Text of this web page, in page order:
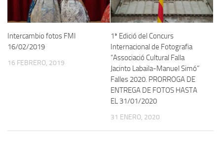
Intercambio fotos FMI
16/02/2019
16 FEBRERO, 2019
1ª Edició del Concurs
Internacional de Fotografia
“Associació Cultural Falla
Jacinto Labaila-Manuel Simó”
Falles 2020. PRORROGA DE
ENTREGA DE FOTOS HASTA
EL 31/01/2020
31 ENERO, 2020